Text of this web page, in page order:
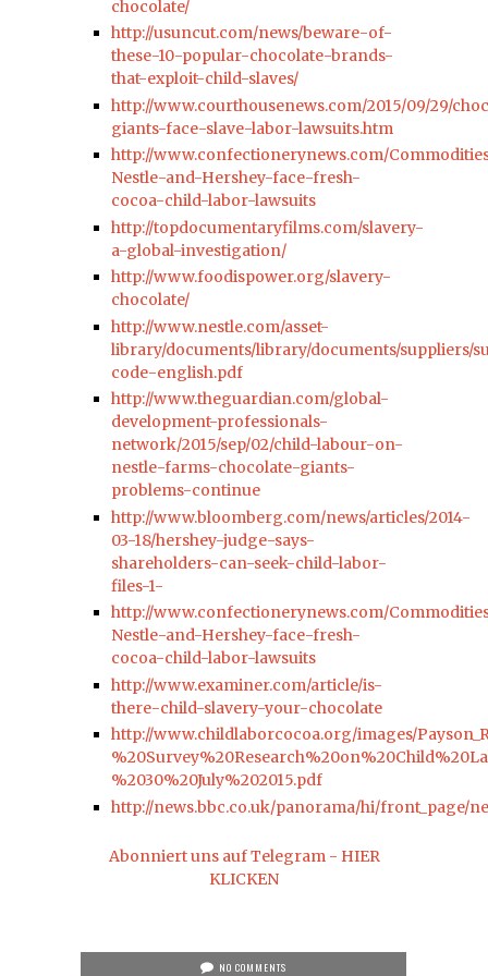
chocolate/
http://usuncut.com/news/beware-of-
these-10-popular-chocolate-brands-
that-exploit-child-slaves/
http://www.courthousenews.com/2015/09/29/
giants-face-slave-labor-lawsuits.htm
http://www.confectionerynews.com/
Nestle-and-Hershey-face-fresh-
cocoa-child-labor-lawsuits
http://topdocumentaryfilms.com/slavery-
a-global-investigation/
http://www.foodispower.org/slavery-
chocolate/
http://www.nestle.com/asset-
library/documents/library/documents/suppliers/
code-english.pdf
http://www.theguardian.com/global-
development-professionals-
network/2015/sep/02/child-labour-on-
nestle-farms-chocolate-giants-
problems-continue
http://www.bloomberg.com/news/articles/2014-
03-18/hershey-judge-says-
shareholders-can-seek-child-labor-
files-1-
http://www.confectionerynews.com/
Nestle-and-Hershey-face-fresh-
cocoa-child-labor-lawsuits
http://www.examiner.com/article/is-
there-child-slavery-your-chocolate
http://www.childlaborcocoa.org/images/
%2030%20July%202015.pdf
http://news.bbc.co.uk/panorama/hi/front_page/
Abonniert uns auf Telegram - HIER
KLICKEN
NO COMMENTS